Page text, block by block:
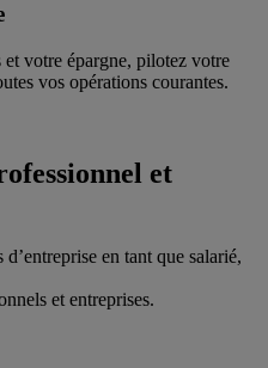
votre épargne, pilotez votre
vos opérations courantes.
et
en tant que salarié,
et entreprises.